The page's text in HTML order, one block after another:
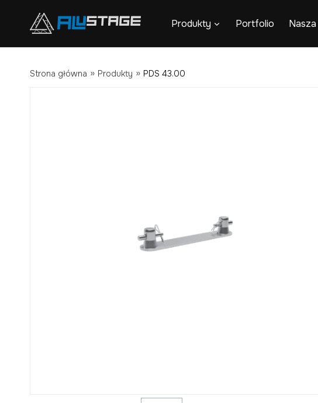
Produkty Portfolio
Strona główna » Produkty » PDS 43.00